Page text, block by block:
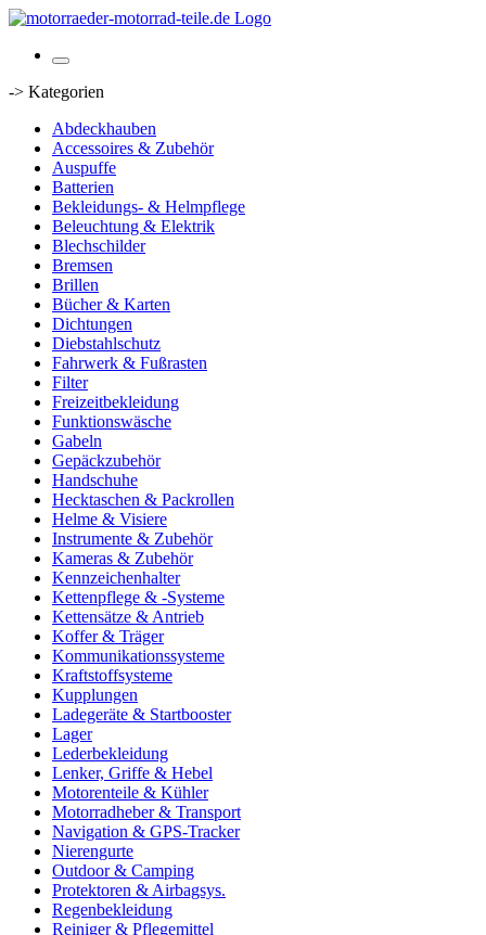
-> Kategorien
Abdeckhauben
Accessoires & Zubehör
Auspuffe
Batterien
Bekleidungs- & Helmpflege
Beleuchtung & Elektrik
Blechschilder
Bremsen
Brillen
Bücher & Karten
Dichtungen
Diebstahlschutz
Fahrwerk & Fußrasten
Filter
Freizeitbekleidung
Funktionswäsche
Gabeln
Gepäckzubehör
Handschuhe
Hecktaschen & Packrollen
Helme & Visiere
Instrumente & Zubehör
Kameras & Zubehör
Kennzeichenhalter
Kettenpflege & -Systeme
Kettensätze & Antrieb
Koffer & Träger
Kommunikationssysteme
Kraftstoffsysteme
Kupplungen
Ladegeräte & Startbooster
Lager
Lederbekleidung
Lenker, Griffe & Hebel
Motorenteile & Kühler
Motorradheber & Transport
Navigation & GPS-Tracker
Nierengurte
Outdoor & Camping
Protektoren & Airbagsys.
Regenbekleidung
Reiniger & Pflegemittel